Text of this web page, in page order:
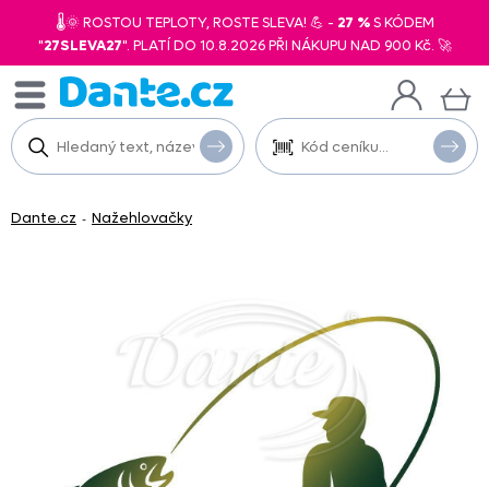
🌡️🌞 ROSTOU TEPLOTY, ROSTE SLEVA! 💪 - 27 %S KÓDEM
"27SLEVA27". PLATÍ DO 10.8.2026 PŘI NÁKUPU NAD 900 Kč. 🚀
Dante.cz - Nažehlovačky